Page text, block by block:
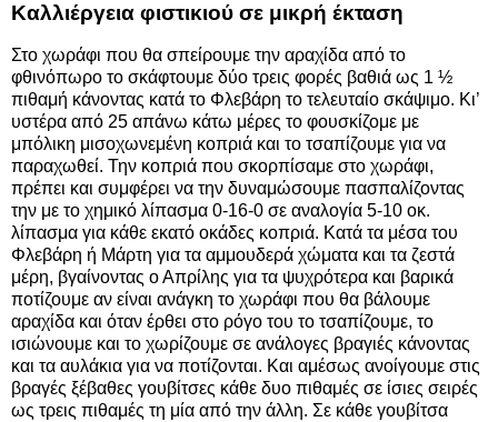
Καλλιέργεια φιστικιού σε μικρή έκταση
Στο χωράφι που θα σπείρουμε την αραχίδα από το
φθινόπωρο το σκάφτουμε δύο τρεις φορές βαθιά ως 1 ½
πιθαμή κάνοντας κατά το Φλεβάρη το τελευταίο σκάψιμο. Κι’
υστέρα από 25 απάνω κάτω μέρες το φουσκίζομε με
μπόλικη μισοχωνεμένη κοπριά και το τσαπίζουμε για να
παραχωθεί. Την κοπριά που σκορπίσαμε στο χωράφι,
πρέπει και συμφέρει να την δυναμώσουμε πασπαλίζοντας
την με το χημικό λίπασμα 0-16-0 σε αναλογία 5-10 οκ.
λίπασμα για κάθε εκατό οκάδες κοπριά. Κατά τα μέσα του
Φλεβάρη ή Μάρτη για τα αμμουδερά χώματα και τα ζεστά
μέρη, βγαίνοντας ο Απρίλης για τα ψυχρότερα και βαρικά
ποτίζουμε αν είναι ανάγκη το χωράφι που θα βάλουμε
αραχίδα και όταν έρθει στο ρόγο του το τσαπίζουμε, το
ισιώνουμε και το χωρίζουμε σε ανάλογες βραγιές κάνοντας
και τα αυλάκια για να ποτίζονται. Και αμέσως ανοίγουμε στις
βραγές ξέβαθες γουβίτσες κάθε δυο πιθαμές σε ίσιες σειρές
ως τρεις πιθαμές τη μία από την άλλη. Σε κάθε γουβίτσα